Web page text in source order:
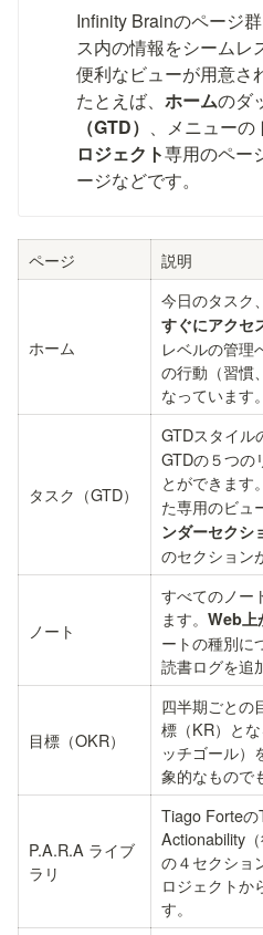
Infinity Brainのページ
ス内の情報をシームレ
便利なビューが用意さ
たとえば、 ホームのダ
（GTD） 、メニューの
ロジェクト専用のペー
ージなどです。
ページ 説明
ホーム
今日のタスク
すぐにアクセ
レベルの管理
の行動（習慣
なっています。
タスク（GTD）
GTDスタイル
GTDの５つの
とができます。
た専用のビュ
ンダーセクシ
のセクション
ノート
すべてのノー
ます。 Web上
ートの種別に
読書ログを追
目標（OKR）
四半期ごとの
標（KR）と
ッチゴール）
象的なもので
P.A.R.A ライブ
ラリ
Tiago Forteの
Actionability
の４セクショ
ロジェクトか
す。